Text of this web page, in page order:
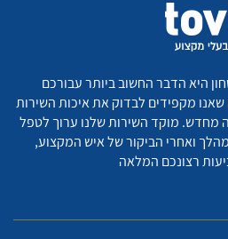
היא הדבר החשוב ביותר עבורכם
מקפידים לבדוק את איכות השירות
מחדש. מוקד השירות שלנו ערוך לטפל
ואחרי הביקור של איש המקצוע,
רצונכם המלאה